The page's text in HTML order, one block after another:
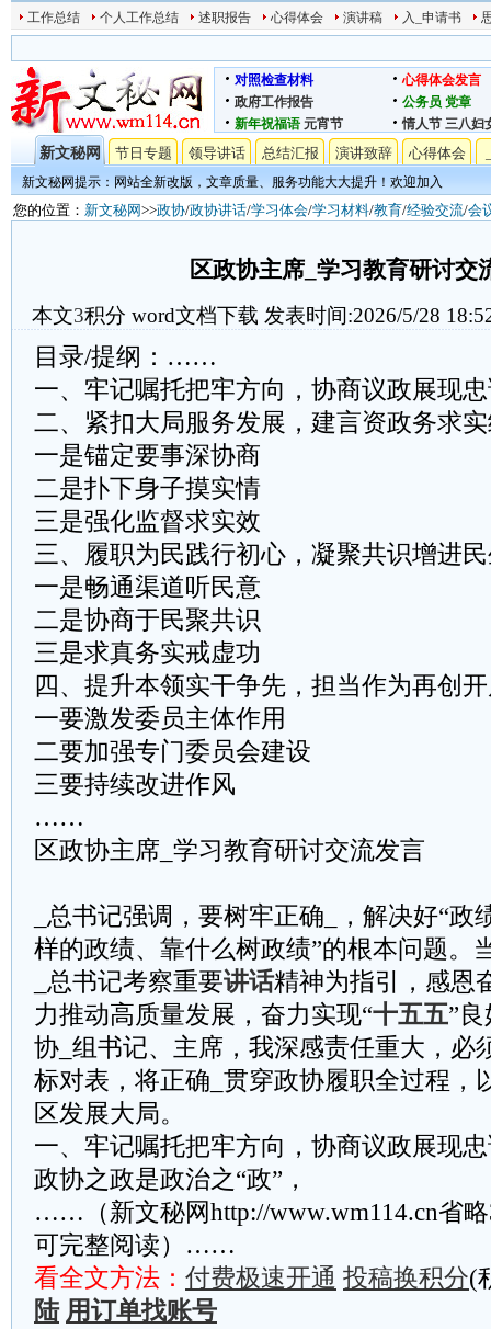
工作总结 个人工作总结 述职报告 心得体会 演讲稿 入_申请书
对照检查材料
心得体会发言
政府工作报告
公务员 党章
新年祝福语 元宵节 情人节 三八妇
新文秘网 节日专题 领导讲话 总结汇报 演讲致辞 心得体会
新文秘网提示：网站全新改版，文章质量、服务功能大大提升！欢迎加入
您的位置： 新文秘网>>政协/政协讲话/学习体会/学习材料/教育/经验交流/会
区政协主席_学习教育研讨交
本文3积分 word文档下载 发表时间:2026/5/28
目录/提纲：……
一、牢记嘱托把牢方向，协商议政展现
二、紧扣大局服务发展，建言资政务求
一是锚定要事深协商
二是扑下身子摸实情
三是强化监督求实效
三、履职为民践行初心，凝聚共识增进
一是畅通渠道听民意
二是协商于民聚共识
三是求真务实戒虚功
四、提升本领实干争先，担当作为再创
一要激发委员主体作用
二要加强专门委员会建设
三要持续改进作风
……
区政协主席_学习教育研讨交流发言
_总书记强调，要树牢正确_，解决好“政
样的政绩、靠什么树政绩”的根本问题。
_总书记考察重要讲话精神为指引，感恩
力推动高质量发展，奋力实现“十五五”
协_组书记、主席，我深感责任重大，必
标对表，将正确_贯穿政协履职全过程，
区发展大局。
一、牢记嘱托把牢方向，协商议政展现
政协之政是政治之“政”，
……（新文秘网http://www.wm114.cn省
可完整阅读）……
看全文方法： 付费极速开通 投稿换积分(
陆 用订单找账号